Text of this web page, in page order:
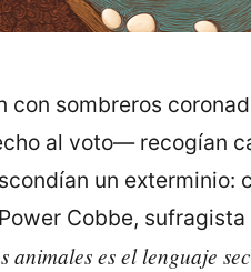
sombreros
al voto— recogían
un exterminio:
Cobbe,
animales es el lenguaje